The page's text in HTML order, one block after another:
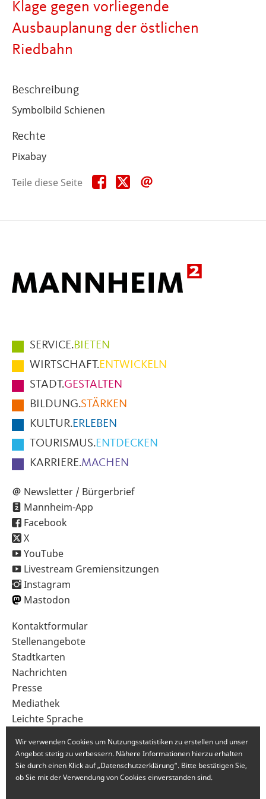
Klage gegen vorliegende
Ausbauplanung der östlichen
Riedbahn
Beschreibung
Symbolbild Schienen
Rechte
Pixabay
Teile diese Seite
Teile
diese
Teile
diese
Hauptmenüpunkte
im
Fußbereich
der
Seite
SERVICE.BIETEN
WIRTSCHAFT.ENTWICKELN
STADT.GESTALTEN
BILDUNG.STÄRKEN
KULTUR.ERLEBEN
TOURISMUS.ENTDECKEN
KARRIERE.MACHEN
Newsletter / Bürgerbrief
Mannheim-App
Facebook
X
YouTube
Livestream Gremiensitzungen
Instagram
Mastodon
Sekundärnavigation
im
Fußbereich
Kontaktformular
Stellenangebote
Stadtkarten
Nachrichten
Presse
Mediathek
Leichte Sprache
Wir verwenden Cookies um Nutzungsstatistiken zu erstellen und unser
Angebot stetig zu verbessern. Nähere Informationen hierzu erhalten
Sie durch einen Klick auf „Datenschutzerklärung“. Bitte bestätigen Sie,
ob Sie mit der Verwendung von Cookies einverstanden sind.